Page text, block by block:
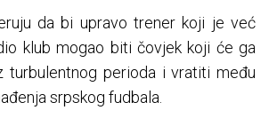
da bi upravo trener koji je već
klub mogao biti čovjek koji će ga
turbulentnog perioda i vratiti među
srpskog fudbala.